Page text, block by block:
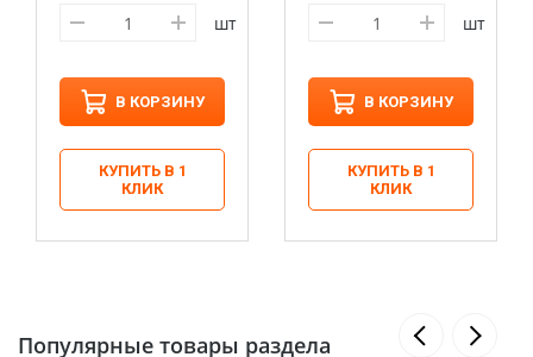
шт
В КОРЗИНУ
КУПИТЬ В 1
КЛИК
шт
В КОРЗИНУ
КУПИТЬ В 1
КЛИК
Популярные товары раздела